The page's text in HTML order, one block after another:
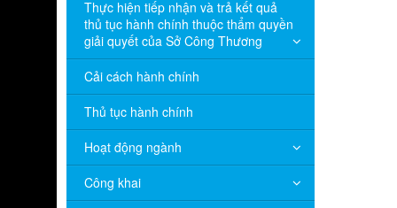
Thực hiện tiếp nhận và trả kết quả
thủ tục hành chính thuộc thẩm quyền
giải quyết của Sở Công Thương
Cải cách hành chính
Thủ tục hành chính
Hoạt động ngành
Công khai